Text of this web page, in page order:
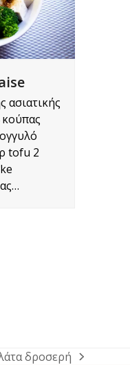
ασιατικής
κούπας
tofu 2
δροσερή